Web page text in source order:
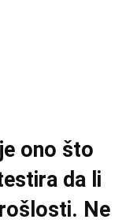
ono što
da li
Ne